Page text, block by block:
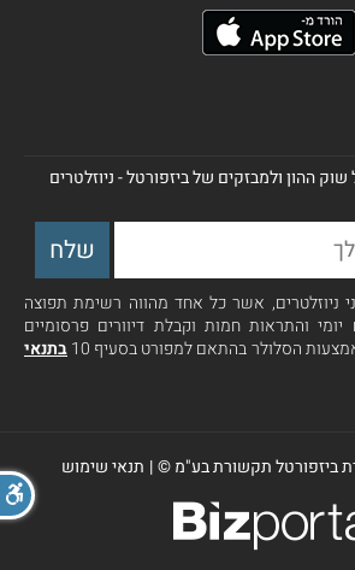
ההון ולמבזקים של ביזפורטל - ניוזלטרים
ניוזלטרים, אשר כל אחד מהווה רשימת תפוצה
והתראות חמות וקבלת דיוורים פרסומיים
הסלולר בהתאם למפורט בסעיף 10
בתנאי
ביזפורטל תקשורת בע"מ ©| תנאי שימוש